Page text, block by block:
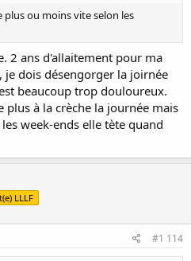
ou moins vite selon les
2 ans d'allaitement pour ma
je dois désengorger la joirnée
beaucoup trop douloureux.
plus à la crèche la journée mais
week-ends elle tète quand
LLLF
#1 114